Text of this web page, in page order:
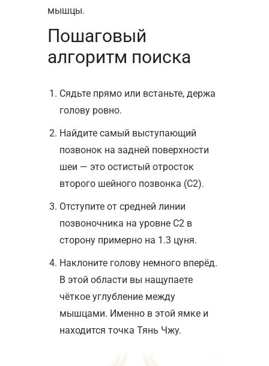
мышцы.
Пошаговый
алгоритм поиска
Сядьте прямо или встаньте, держа
голову ровно.
Найдите самый выступающий
позвонок на задней поверхности
шеи — это остистый отросток
второго шейного позвонка (C2).
Отступите от средней линии
позвоночника на уровне С2 в
сторону примерно на 1.3 цуня.
Наклоните голову немного вперёд.
В этой области вы нащупаете
чёткое углубление между
мышцами. Именно в этой ямке и
находится точка Тянь Чжу.